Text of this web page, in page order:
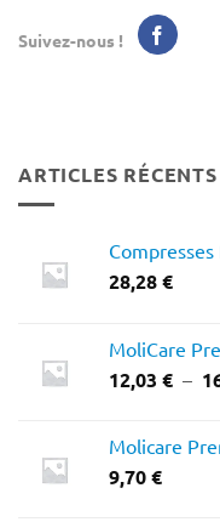
Suivez-nous !
ARTICLES RÉCENTS
28,28€
MoliCare
12,03 € –
Molicare
9,70€